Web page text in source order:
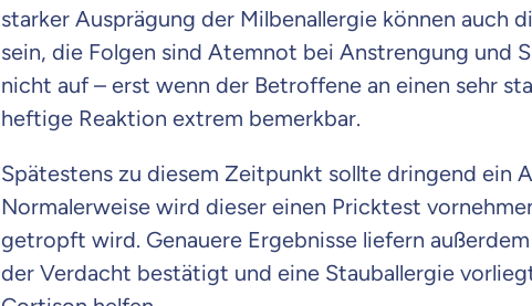
starker Ausprägung der Milbenallergie können auch
sein, die Folgen sind Atemnot bei Anstrengung und
nicht auf – erst wenn der Betroffene an einen sehr
heftige Reaktion extrem bemerkbar.
Spätestens zu diesem Zeitpunkt sollte dringend ein
Normalerweise wird dieser einen Pricktest
getropft wird. Genauere Ergebnisse liefern
der Verdacht bestätigt und eine Stauballergie